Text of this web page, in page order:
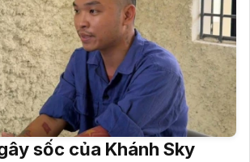
sốc của Khánh Sky